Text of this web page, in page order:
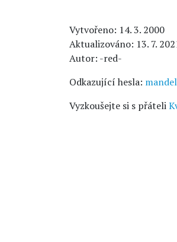
Vytvořeno: 14. 3. 2000
Aktualizováno: 13. 7.
Autor: -red-
Odkazující hesla:
Vyzkoušejte si s přáteli